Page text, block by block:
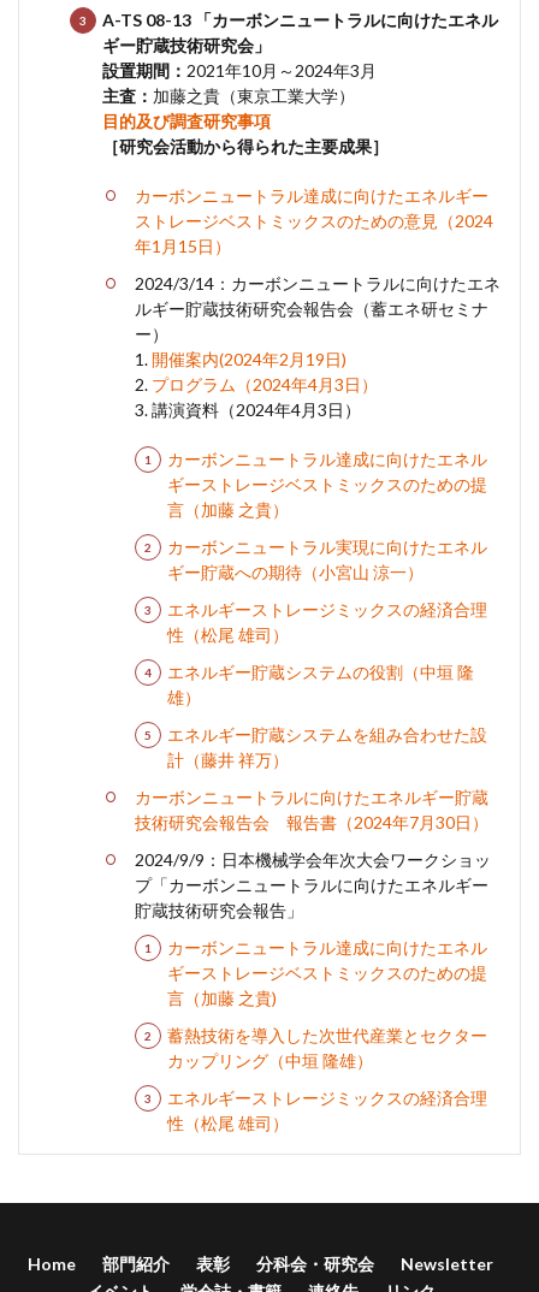
A-TS 08-13 「カーボンニュートラルに向けたエネル
ギー貯蔵技術研究会」
設置期間： 2021年10月～2024年3月
主査： 加藤之貴（東京工業大学）
目的及び調査研究事項
［研究会活動から得られた主要成果］
カーボンニュートラル達成に向けたエネルギー
ストレージベストミックスのための意見（2024
年1月15日）
2024/3/14：カーボンニュートラルに向けたエネ
ルギー貯蔵技術研究会報告会（蓄エネ研セミナ
ー）
1.開催案内(2024年2月19日)
2. プログラム（2024年4月3日）
3. 講演資料（2024年4月3日）
カーボンニュートラル達成に向けたエネル
ギーストレージベストミックスのための提
言（加藤 之貴）
カーボンニュートラル実現に向けたエネル
ギー貯蔵への期待（小宮山 涼一）
エネルギーストレージミックスの経済合理
性（松尾 雄司）
エネルギー貯蔵システムの役割（中垣 隆
雄）
エネルギー貯蔵システムを組み合わせた設
計（藤井 祥万）
カーボンニュートラルに向けたエネルギー貯蔵
技術研究会報告会 報告書（2024年7月30日）
2024/9/9：日本機械学会年次大会ワークショッ
プ「カーボンニュートラルに向けたエネルギー
貯蔵技術研究会報告」
カーボンニュートラル達成に向けたエネル
ギーストレージベストミックスのための提
言（加藤 之貴)
蓄熱技術を導入した次世代産業とセクター
カップリング（中垣 隆雄）
エネルギーストレージミックスの経済合理
性（松尾 雄司）
Home 部門紹介 表彰 分科会・研究会
Newsletter